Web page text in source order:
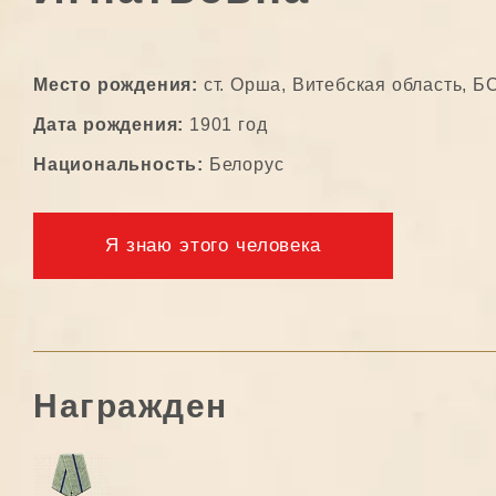
Место рождения: ст. Орша, Витебская область,
Дата рождения: 1901 год
Национальность: Белорус
Я знаю этого человека
Награжден